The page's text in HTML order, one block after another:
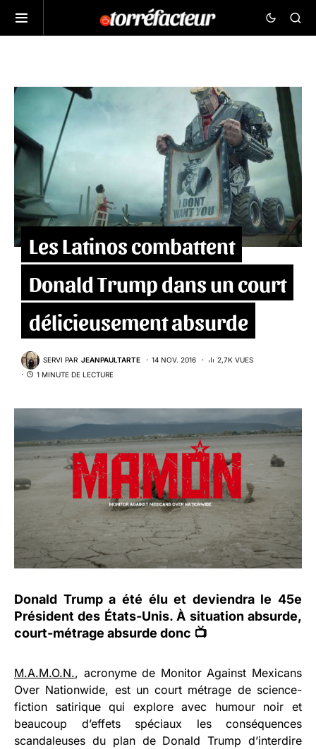
Les Latinos combattent
Donald Trump dans un court
délicieusement absurde
SERVI PAR JEANPAULTARTE 14 NOV. 2016
2,7K VUES
1 MINUTE DE LECTURE
Donald Trump a été élu et deviendra le 45e
Président des États-Unis. À situation absurde,
court-métrage absurde donc 📺
M.A.M.O.N., acronyme de Monitor Against Mexicans
Over Nationwide, est un court métrage de science-
fiction satirique qui explore avec humour noir et
beaucoup d’effets spéciaux les conséquences
scandaleuses du plan de Donald Trump d’interdire